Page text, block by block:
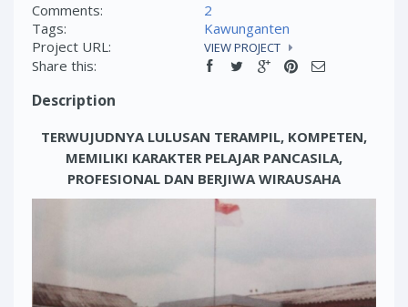
Comments:
2
Tags:
Kawunganten
Project URL:
VIEW PROJECT
Share this:
Description
TERWUJUDNYA LULUSAN TERAMPIL, KOMPETEN,
MEMILIKI KARAKTER PELAJAR PANCASILA,
PROFESIONAL DAN BERJIWA WIRAUSAHA